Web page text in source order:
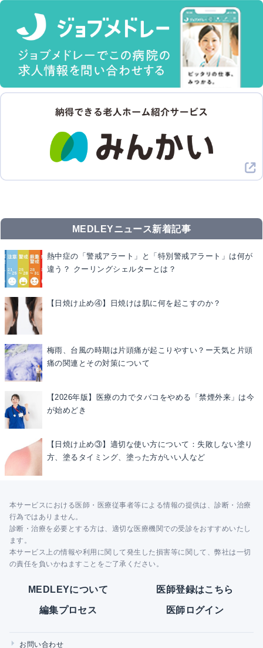
MEDLEYニュース新着記事
熱中症の「警戒アラート」と「特別警戒アラート」は何が
違う？ クーリングシェルターとは？
【日焼け止め④】日焼けは肌に何を起こすのか？
梅雨、台風の時期は片頭痛が起こりやすい？ー天気と片頭
痛の関連とその対策について
【2026年版】医療の力でタバコをやめる「禁煙外来」は今
が始めどき
【日焼け止め③】適切な使い方について：失敗しない塗り
方、塗るタイミング、塗った方がいい人など
本サービスにおける医師・医療従事者等による情報の提供は、診断・治療
行為ではありません。
診断・治療を必要とする方は、適切な医療機関での受診をおすすめいたし
ます。
本サービス上の情報や利用に関して発生した損害等に関して、弊社は一切
の責任を負いかねますことをご了承ください。
MEDLEYについて 医師登録はこちら
編集プロセス 医師ログイン
お問い合わせ